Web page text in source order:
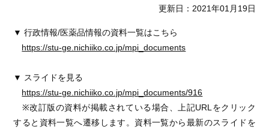
更新日：2021年01月19日
▼ 行政情報/医薬品情報の資料一覧はこちら
https://stu-ge.nichiiko.co.jp/mpi_documents
▼ スライドを見る
https://stu-ge.nichiiko.co.jp/mpi_documents/916
※改訂版の資料が掲載されている場合、上記URLをクリック
すると資料一覧へ遷移します。資料一覧から最新のスライドを